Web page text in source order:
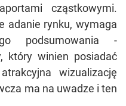
cząstkowymi.
adanie rynku, wymaga
podsumowania -
który winien posiadać
wizualizację
ma na uwadze i ten